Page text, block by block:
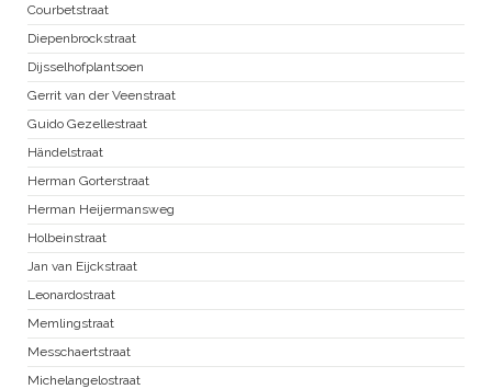
Courbetstraat
Diepenbrockstraat
Dijsselhofplantsoen
Gerrit van der Veenstraat
Guido Gezellestraat
Händelstraat
Herman Gorterstraat
Herman Heijermansweg
Holbeinstraat
Jan van Eijckstraat
Leonardostraat
Memlingstraat
Messchaertstraat
Michelangelostraat